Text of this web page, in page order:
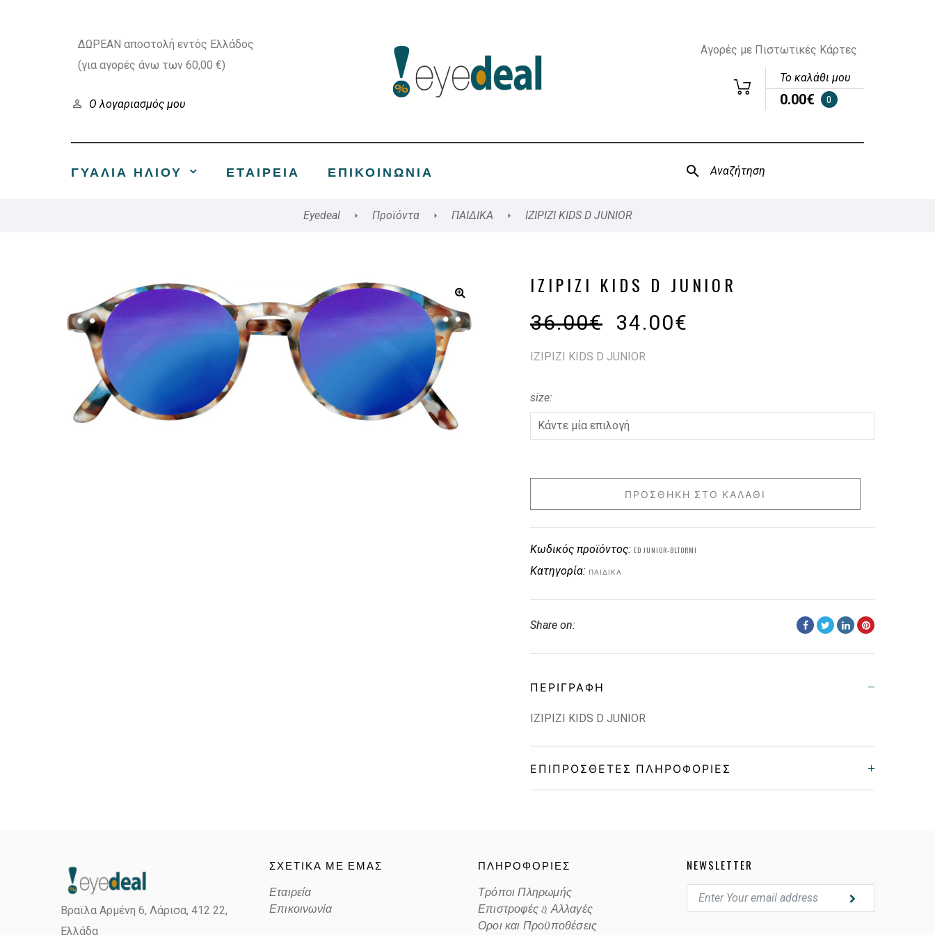
ΔΩΡΕΑΝ αποστολή εντός Ελλάδος
(για αγορές άνω των 60,00 €)
Ο λογαριασμός μου
Αγορές με Πιστωτικές Κάρτες
Το καλάθι μου
0.00€ 0
ΓΥΑΛΙΑ ΗΛΙΟΥ ΕΤΑΙΡΕΊΑ ΕΠΙΚΟΙΝΩΝΊΑ
Eyedeal Προϊόντα ΠΑΙΔΙΚΑ IZIPIZI KIDS D JUNIOR
IZIPIZI KIDS D JUNIOR
36.00€ 34.00€
IZIPIZI KIDS D JUNIOR
size
ΠΡΟΣΘΉΚΗ ΣΤΟ ΚΑΛΆΘΙ
Κωδικός προϊόντος: ED JUNIOR-BLTORMI
Κατηγορία: ΠΑΙΔΙΚΑ
Share on:
ΠΕΡΙΓΡΑΦΉ
IZIPIZI KIDS D JUNIOR
ΕΠΙΠΡΌΣΘΕΤΕΣ ΠΛΗΡΟΦΟΡΊΕΣ
Lens Color LIGHT MIRROR BLUE,GRAY
Βραϊλα Αρμένη 6, Λάρισα, 412 22,
Ελλάδα
ΣΧΕΤΙΚΑ ΜΕ ΕΜΑΣ
Εταιρεία
Επικοινωνία
ΠΛΗΡΟΦΟΡΙΕΣ
Τρόποι Πληρωμής
Επιστροφές & Αλλαγές
Οροι και Προϋποθέσεις
NEWSLETTER